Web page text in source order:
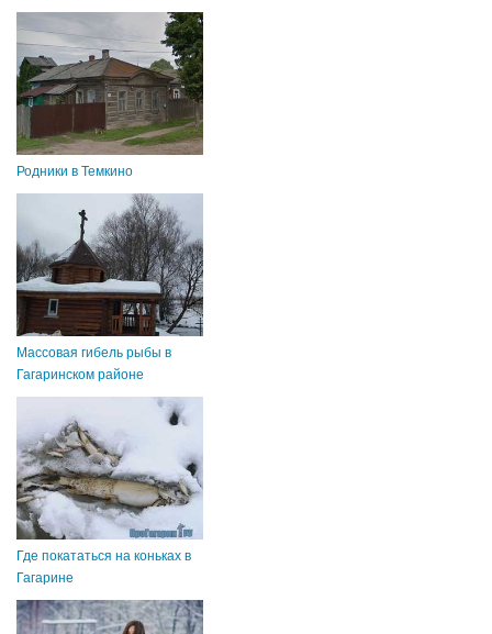
Родники в Темкино
Массовая гибель рыбы в
Гагаринском районе
Где покататься на коньках в
Гагарине